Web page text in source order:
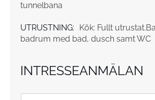
tunnelbana
UTRUSTNING:
Kök: Fullt
badrum med bad, dusch samt WC
INTRESSEANMÄLAN